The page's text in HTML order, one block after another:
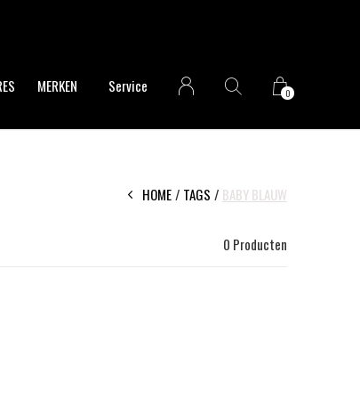
MERKEN Service 0
HOME TAGS BABY BLAUW
0 Producten